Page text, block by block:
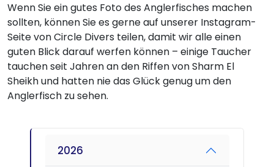
Wenn Sie ein gutes Foto des Anglerfisches machen
sollten, können Sie es gerne auf unserer Instagram-
Seite von Circle Divers teilen, damit wir alle einen
guten Blick darauf werfen können – einige Taucher
tauchen seit Jahren an den Riffen von Sharm El
Sheikh und hatten nie das Glück genug um den
Anglerfisch zu sehen.
2026